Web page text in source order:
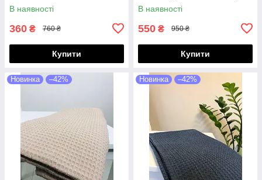
В наявності
360 ₴ 760 ₴
Купити
В наявності
550 ₴ 950 ₴
Купити
Новинка –42% Новинка –42%